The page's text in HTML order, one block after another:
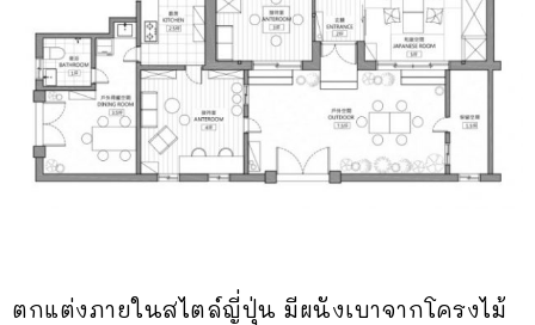
ตกแต่งภายในสไตล์ญี่ปุ่น มีผนังเบาจากโครงไม้